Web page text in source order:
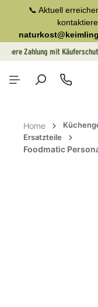
springen
📞 Aktuell
Sichere Zahlung mit
Home
Ersatzteile
Foodmatic